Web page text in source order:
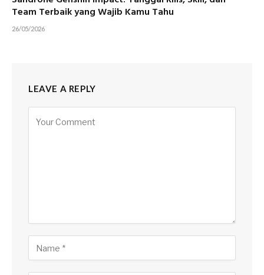
Team Terbaik yang Wajib Kamu Tahu
26/05/2026
LEAVE A REPLY